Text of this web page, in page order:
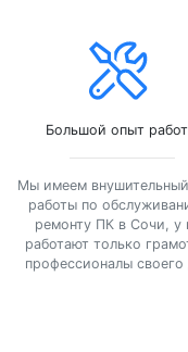
Большой опыт
Мы имеем
работы по
ремонту ПК в Сочи, у
работают только
профессионалы своего